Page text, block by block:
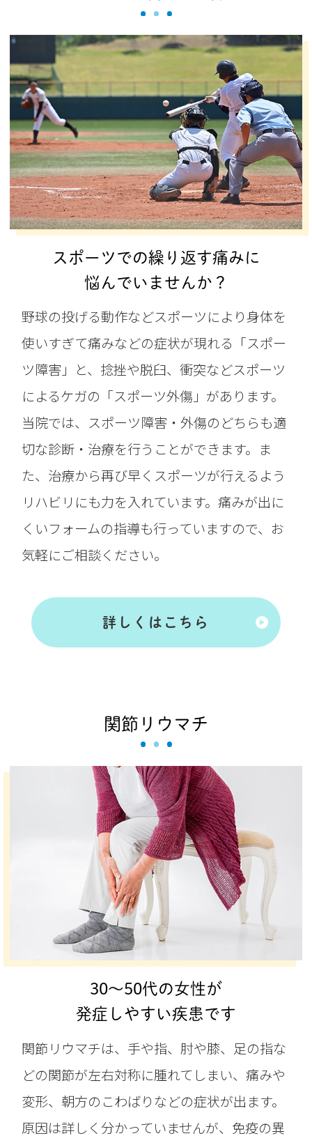
スポーツでの繰り返す痛みに
悩んでいませんか？
野球の投げる動作などスポーツにより身体を
使いすぎて痛みなどの症状が現れる「スポー
ツ障害」と、捻挫や脱臼、衝突などスポーツ
によるケガの「スポーツ外傷」があります。
当院では、スポーツ障害・外傷のどちらも適
切な診断・治療を行うことができます。ま
た、治療から再び早くスポーツが行えるよう
リハビリにも力を入れています。痛みが出に
くいフォームの指導も行っていますので、お
気軽にご相談ください。
詳しくはこちら
関節リウマチ
30～50代の女性が
発症しやすい疾患です
関節リウマチは、手や指、肘や膝、足の指な
どの関節が左右対称に腫れてしまい、痛みや
変形、朝方のこわばりなどの症状が出ます。
原因は詳しく分かっていませんが、免疫の異